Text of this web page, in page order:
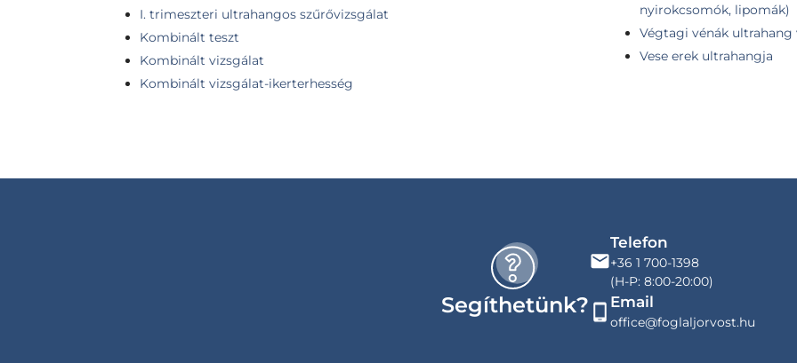
I. trimeszteri ultrahangos szűrővizsgálat
Kombinált teszt
Kombinált vizsgálat
Kombinált vizsgálat-ikerterhesség
nyirokcsomók, lipomák)
Végtagi vénák
Vese erek ultrahangja
Segíthetünk?
Telefon
+36 1 700-1398
(H-P: 8:00-20:00)
Email
office@foglaljorvost.hu